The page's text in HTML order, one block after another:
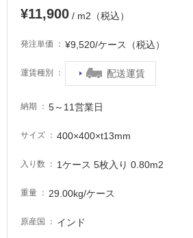
¥11,900 / m2（税込）
発注単価 ¥9,520/ケース（税込）
運賃種別 配送運賃
納期 5～11営業日
サイズ 400×400×t13mm
入り数 1ケース 5枚入り 0.80m2
重量 29.00kg/ケース
原産国 インド
適
て
い
注
が
要
適
て